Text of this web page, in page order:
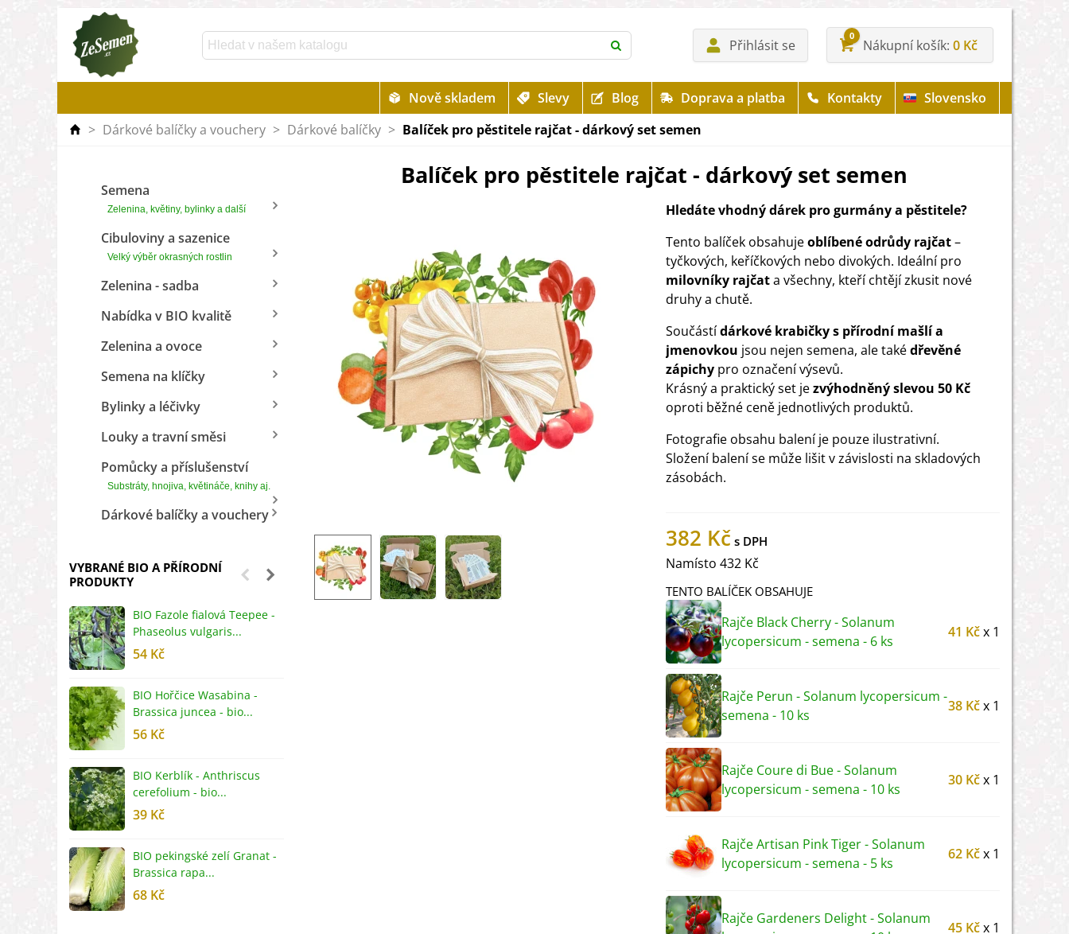
Přihlásit se
0
Nákupní košík 0 Kč
Nově skladem Slevy Blog Doprava a platba Kontakty
Slovensko
> Dárkové balíčky a vouchery > Dárkové balíčky > Balíček pro pěstitele rajčat - dárkový set semen
Semena
Zelenina, květiny, bylinky a další
Cibuloviny a sazenice
Velký výběr okrasných rostlin
Zelenina - sadba
Nabídka v BIO kvalitě
Zelenina a ovoce
Semena na klíčky
Bylinky a léčivky
Louky a travní směsi
Pomůcky a příslušenství
Substráty, hnojiva, květináče, knihy aj.
Dárkové balíčky a vouchery
VYBRANÉ BIO A PŘÍRODNÍ
PRODUKTY
BIO Fazole fialová Teepee -
Phaseolus vulgaris...
54 Kč
BIO Hořčice Wasabina -
Brassica juncea - bio...
56 Kč
BIO Kerblík - Anthriscus
cerefolium - bio...
39 Kč
BIO pekingské zelí Granat -
Brassica rapa...
68 Kč
Balíček pro pěstitele rajčat - dárkový set semen
Hledáte vhodný dárek pro gurmány a pěstitele?
Tento balíček obsahujeoblíbené odrůdy rajčat–
tyčkových, keříčkových nebo divokých. Ideální pro
milovníky rajčata všechny, kteří chtějí zkusit nové
druhy a chutě.
Součástídárkové krabičky s přírodní mašlí a
jmenovkou jsou nejen semena, ale takédřevěné
zápichy pro označení výsevů.
Krásný a praktický set jezvýhodněný slevou 50 Kč
oproti běžné ceně jednotlivých produktů.
Fotografie obsahu balení je pouze ilustrativní.
Složení balení se může lišit v závislosti na skladových
zásobách.
382 Kč
Namísto 432 Kč
TENTO BALÍČEK OBSAHUJE
Rajče Black Cherry - Solanum
lycopersicum - semena - 6 ks
41 Kčx 1
Rajče Perun - Solanum lycopersicum -
semena - 10 ks
38 Kčx 1
Rajče Coure di Bue - Solanum
lycopersicum - semena - 10 ks
30 Kčx 1
Rajče Artisan Pink Tiger - Solanum
lycopersicum - semena - 5 ks
62 Kčx 1
Rajče Gardeners Delight - Solanum
45 Kčx 1